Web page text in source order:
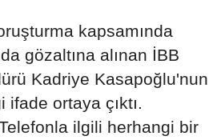
kapsamında
gözaltına alınan İBB
Kadriye Kasapoğlu'nun
ortaya çıktı.
ilgili herhangi bir